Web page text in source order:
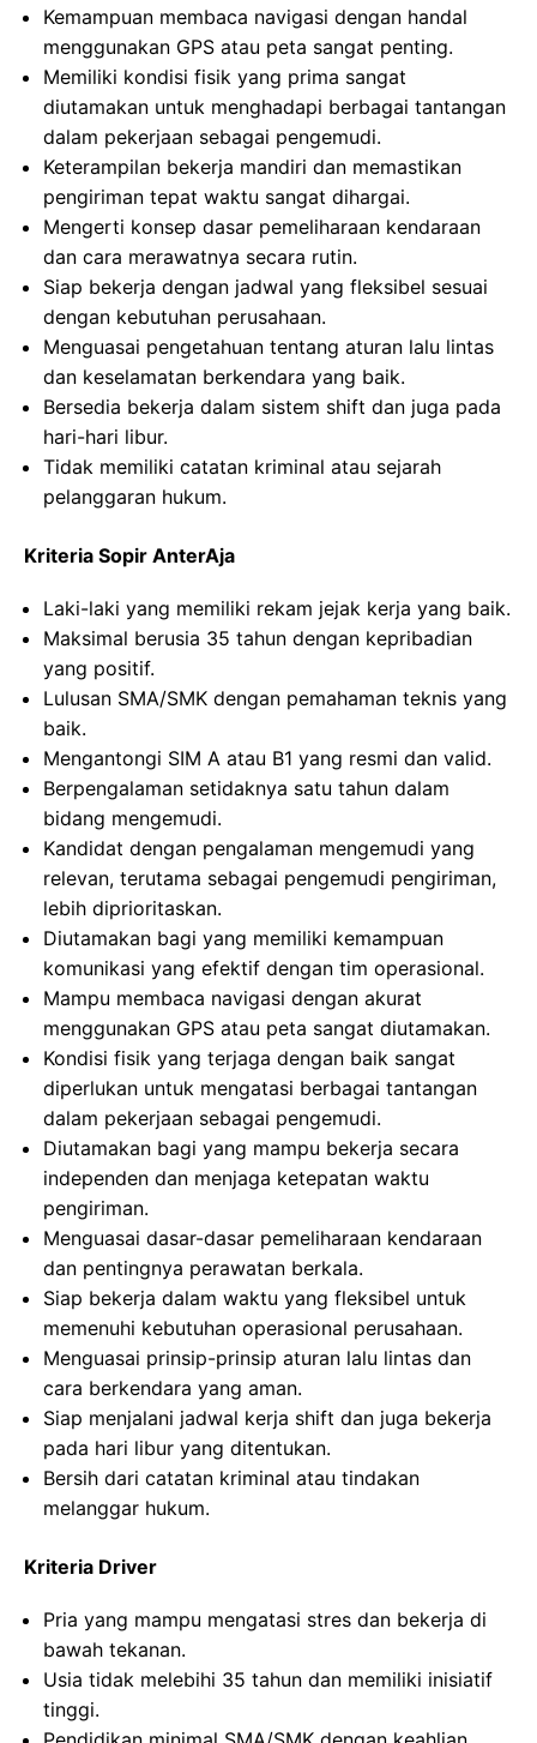
Kemampuan membaca navigasi dengan handal
menggunakan GPS atau peta sangat penting.
Memiliki kondisi fisik yang prima sangat
diutamakan untuk menghadapi berbagai tantangan
dalam pekerjaan sebagai pengemudi.
Keterampilan bekerja mandiri dan memastikan
pengiriman tepat waktu sangat dihargai.
Mengerti konsep dasar pemeliharaan kendaraan
dan cara merawatnya secara rutin.
Siap bekerja dengan jadwal yang fleksibel sesuai
dengan kebutuhan perusahaan.
Menguasai pengetahuan tentang aturan lalu lintas
dan keselamatan berkendara yang baik.
Bersedia bekerja dalam sistem shift dan juga pada
hari-hari libur.
Tidak memiliki catatan kriminal atau sejarah
pelanggaran hukum.
Kriteria Sopir AnterAja
Laki-laki yang memiliki rekam jejak kerja yang baik.
Maksimal berusia 35 tahun dengan kepribadian
yang positif.
Lulusan SMA/SMK dengan pemahaman teknis yang
baik.
Mengantongi SIM A atau B1 yang resmi dan valid.
Berpengalaman setidaknya satu tahun dalam
bidang mengemudi.
Kandidat dengan pengalaman mengemudi yang
relevan, terutama sebagai pengemudi pengiriman,
lebih diprioritaskan.
Diutamakan bagi yang memiliki kemampuan
komunikasi yang efektif dengan tim operasional.
Mampu membaca navigasi dengan akurat
menggunakan GPS atau peta sangat diutamakan.
Kondisi fisik yang terjaga dengan baik sangat
diperlukan untuk mengatasi berbagai tantangan
dalam pekerjaan sebagai pengemudi.
Diutamakan bagi yang mampu bekerja secara
independen dan menjaga ketepatan waktu
pengiriman.
Menguasai dasar-dasar pemeliharaan kendaraan
dan pentingnya perawatan berkala.
Siap bekerja dalam waktu yang fleksibel untuk
memenuhi kebutuhan operasional perusahaan.
Menguasai prinsip-prinsip aturan lalu lintas dan
cara berkendara yang aman.
Siap menjalani jadwal kerja shift dan juga bekerja
pada hari libur yang ditentukan.
Bersih dari catatan kriminal atau tindakan
melanggar hukum.
Kriteria Driver
Pria yang mampu mengatasi stres dan bekerja di
bawah tekanan.
Usia tidak melebihi 35 tahun dan memiliki inisiatif
tinggi.